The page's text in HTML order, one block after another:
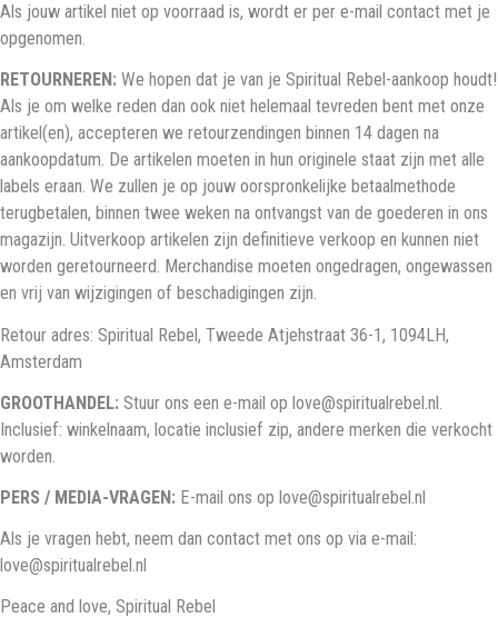
Als jouw artikel niet op voorraad is, wordt er per e-mail contact met je
opgenomen.
RETOURNEREN: We hopen dat je van je Spiritual Rebel-aankoop houdt!
Als je om welke reden dan ook niet helemaal tevreden bent met onze
artikel(en), accepteren we retourzendingen binnen 14 dagen na
aankoopdatum. De artikelen moeten in hun originele staat zijn met alle
labels eraan. We zullen je op jouw oorspronkelijke betaalmethode
terugbetalen, binnen twee weken na ontvangst van de goederen in ons
magazijn. Uitverkoop artikelen zijn definitieve verkoop en kunnen niet
worden geretourneerd. Merchandise moeten ongedragen, ongewassen
en vrij van wijzigingen of beschadigingen zijn.
Retour adres: Spiritual Rebel, Tweede Atjehstraat 36-1, 1094LH,
Amsterdam
GROOTHANDEL: Stuur ons een e-mail op love@spiritualrebel.nl.
Inclusief: winkelnaam, locatie inclusief zip, andere merken die verkocht
worden.
PERS / MEDIA-VRAGEN: E-mail ons op love@spiritualrebel.nl
Als je vragen hebt, neem dan contact met ons op via e-mail:
love@spiritualrebel.nl
Peace and love, Spiritual Rebel